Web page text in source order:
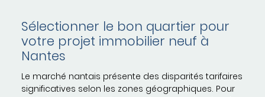
Sélectionner le bon quartier pour
votre projet immobilier neuf à
Nantes
Le marché nantais présente des disparités tarifaires
significatives selon les zones géographiques. Pour